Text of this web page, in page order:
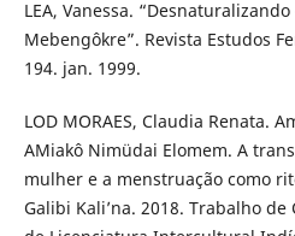
LEA, Vanessa.
Mebengôkre”. Revista Estudos
194. jan. 1999.
LOD MORAES, Claudia Renata.
AMiakô Nimüdai Elomem. A
mulher e a menstruação como
Galibi Kali’na. 2018. Trabalho